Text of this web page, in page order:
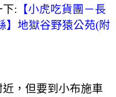
下: 【小虎吃貨團－長
】地獄谷野猿公苑(附
，但要到小布施車